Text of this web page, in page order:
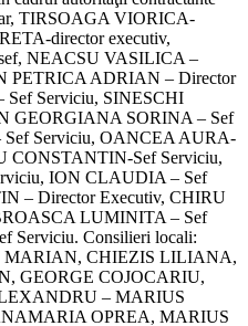
TIRSOAGA VIORICA-
director executiv,
NEACSU VASILICA –
PETRICA ADRIAN – Director
Serviciu, SINESCHI
GEORGIANA SORINA – Sef
Serviciu, OANCEA AURA-
CONSTANTIN-Sef Serviciu,
ION CLAUDIA – Sef
– Director Executiv, CHIRU
LUMINITA – Sef
Serviciu. Consilieri locali:
CHIEZIS LILIANA,
GEORGE COJOCARIU,
– MARIUS
OPREA, MARIUS